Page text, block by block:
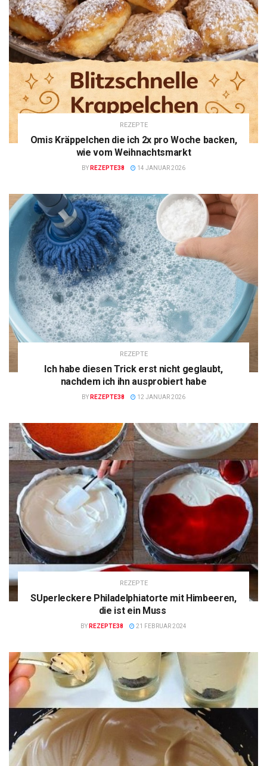
REZEPTE
Omis Kräppelchen die ich 2x pro Woche backen,
wie vom Weihnachtsmarkt
BY REZEPTE38 14 JANUAR 2026
REZEPTE
Ich habe diesen Trick erst nicht geglaubt,
nachdem ich ihn ausprobiert habe
BY REZEPTE38 12 JANUAR 2026
REZEPTE
SUperleckere Philadelphiatorte mit Himbeeren,
die ist ein Muss
BY REZEPTE38 21 FEBRUAR 2024